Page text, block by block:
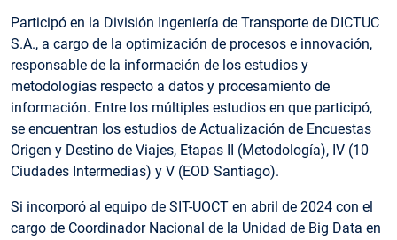
Participó en la División Ingeniería de Transporte de DICTUC
S.A., a cargo de la optimización de procesos e innovación,
responsable de la información de los estudios y
metodologías respecto a datos y procesamiento de
información. Entre los múltiples estudios en que participó,
se encuentran los estudios de Actualización de Encuestas
Origen y Destino de Viajes, Etapas II (Metodología), IV (10
Ciudades Intermedias) y V (EOD Santiago).
Si incorporó al equipo de SIT-UOCT en abril de 2024 con el
cargo de Coordinador Nacional de la Unidad de Big Data en